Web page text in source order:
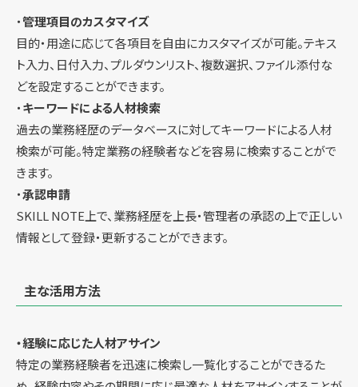
・管理項目のカスタマイズ
目的・用途に応じて各項目を自由にカスタマイズが可能。テキス
ト入力、日付入力、プルダウンリスト、複数選択、ファイル添付な
どを設定することができます。
・キーワードによる人材検索
過去の業務経歴のデータベースに対してキーワードによる人材
検索が可能。特定業務の経験者などを容易に検索することがで
きます。
・承認申請
SKILL NOTE上で、業務経歴を上長・管理者の承認の上で正しい
情報として登録・更新することができます。
主な活用方法
・経験に応じた人材アサイン
特定の業務経験者を迅速に検索し一覧化することができるた